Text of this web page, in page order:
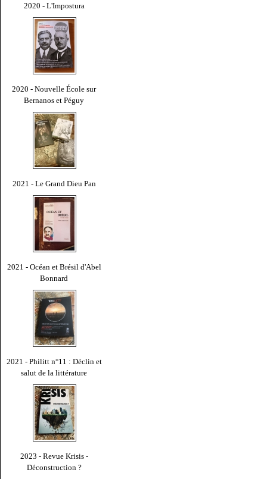
2020 - L'Impostura
2020 - Nouvelle École sur
Bernanos et Péguy
2021 - Le Grand Dieu Pan
2021 - Océan et Brésil d'Abel
Bonnard
2021 - Philitt n°11 : Déclin et
salut de la littérature
2023 - Revue Krisis -
Déconstruction ?